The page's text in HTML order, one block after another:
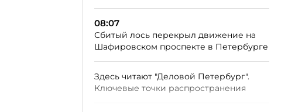
08:07
Сбитый лось перекрыл движение на
Шафировском проспекте в Петербурге
Здесь читают "Деловой Петербург".
Ключевые точки распространения